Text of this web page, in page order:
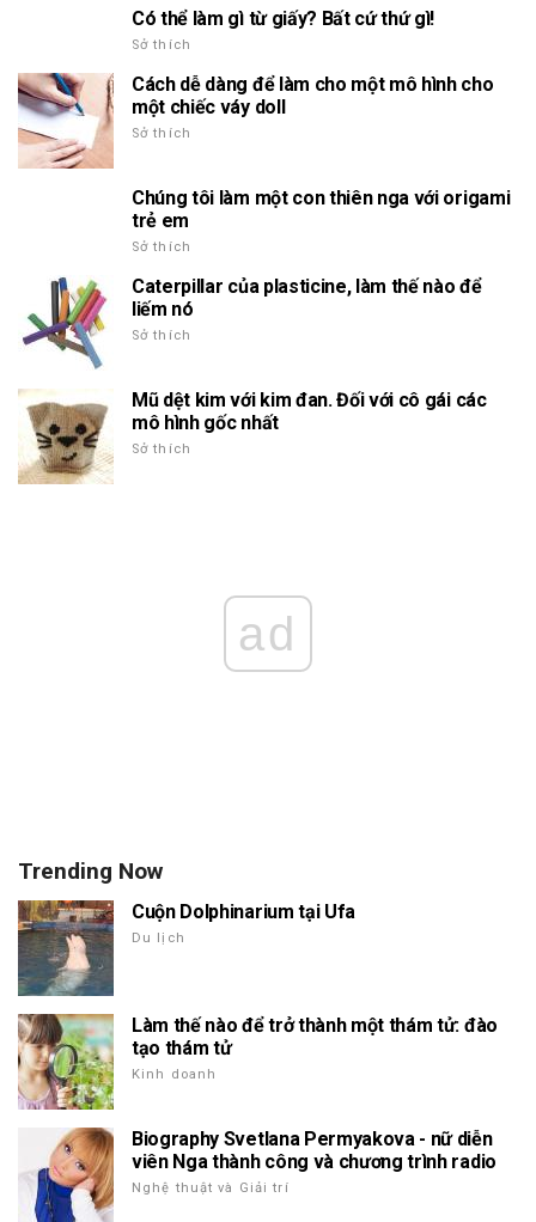
Có thể làm gì từ giấy? Bất cứ thứ gì!
Sở thích
Cách dễ dàng để làm cho một mô hình cho
một chiếc váy doll
Sở thích
Chúng tôi làm một con thiên nga với origami
trẻ em
Sở thích
Caterpillar của plasticine, làm thế nào để
liếm nó
Sở thích
Mũ dệt kim với kim đan. Đối với cô gái các
mô hình gốc nhất
Sở thích
ad
Trending Now
Cuộn Dolphinarium tại Ufa
Du lịch
Làm thế nào để trở thành một thám tử: đào
tạo thám tử
Kinh doanh
Biography Svetlana Permyakova - nữ diễn
viên Nga thành công và chương trình radio
Nghệ thuật và Giải trí